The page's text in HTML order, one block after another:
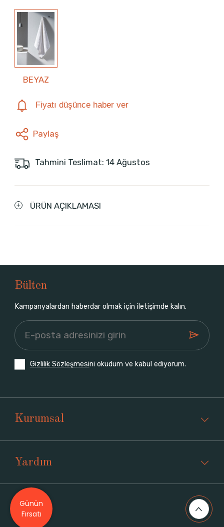
BEYAZ
Fiyatı düşünce haber ver
Paylaş
Tahmini Teslimat: 14 Ağustos
ÜRÜN AÇIKLAMASI
Bülten
Kampanyalardan haberdar olmak için iletişimde kalın.
Gizlilik Sözleşmesini okudum ve kabul ediyorum.
Kurumsal
Yardım
Üyelik
Günün
Fırsatı